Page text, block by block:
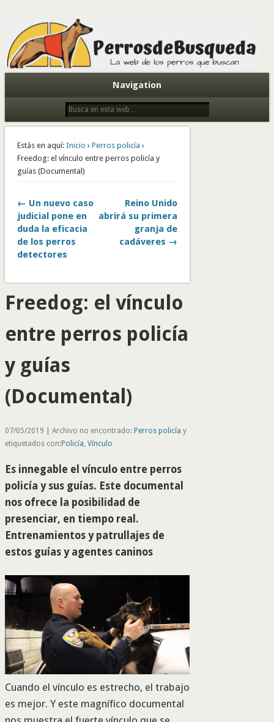
Todo sobre perros de búsqueda y detectores
Navigation
Estás en aquí: Inicio › Perros policía ›
Freedog: el vínculo entre perros policía y
guías (Documental)
← Un nuevo caso
judicial pone en
duda la eficacia
de los perros
detectores
Reino Unido
abrirá su primera
granja de
cadáveres →
Freedog: el vínculo
entre perros policía
y guías
(Documental)
07/05/2019 | Archivo no encontrado: Perros policía y
etiquetados con:Policía, Vínculo
Es innegable el vínculo entre perros
policía y sus guías. Este documental
nos ofrece la posibilidad de
presenciar, en tiempo real.
Entrenamientos y patrullajes de
estos guías y agentes caninos
Cuando el vínculo es estrecho, el trabajo
es mejor. Y este magnífico documental